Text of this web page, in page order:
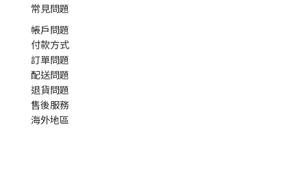
常見問題
帳戶問題
付款方式
訂單問題
配送問題
退貨問題
售後服務
海外地區